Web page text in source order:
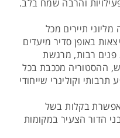
והרבה שמח בלב.
תיירים מכל
באופן סדיר מיעדים
פנים רבות, מרגשת
ההסטוריה מככבת בכל
וקולינרי שייחודי
בקלות בשל
הדור הצעיר במקומות